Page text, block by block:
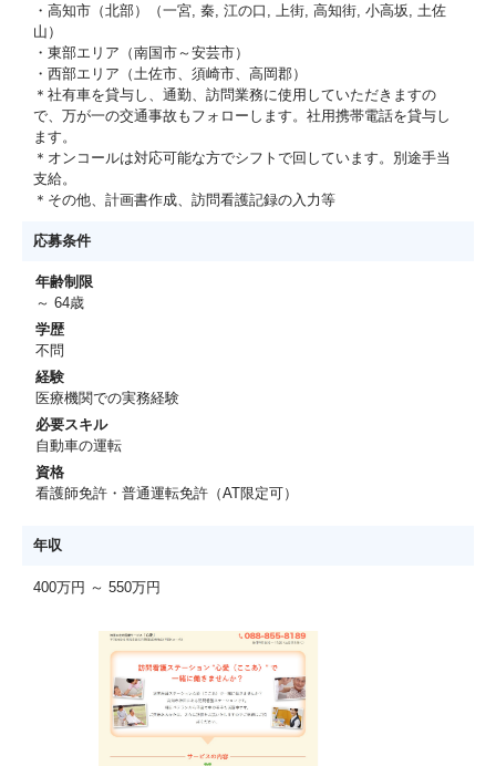
・高知市（北部）（一宮, 秦, 江の口, 上街, 高知街, 小高坂, 土佐
山）
・東部エリア（南国市～安芸市）
・西部エリア（土佐市、須崎市、高岡郡）
＊社有車を貸与し、通勤、訪問業務に使用していただきますの
で、万が一の交通事故もフォローします。社用携帯電話を貸与し
ます。
＊オンコールは対応可能な方でシフトで回しています。別途手当
支給。
＊その他、計画書作成、訪問看護記録の入力等
応募条件
年齢制限
～ 64歳
学歴
不問
経験
医療機関での実務経験
必要スキル
自動車の運転
資格
看護師免許・普通運転免許（AT限定可）
年収
400万円 ～ 550万円